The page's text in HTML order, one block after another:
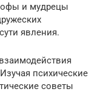
и мудрецы
явления.
психические
советы